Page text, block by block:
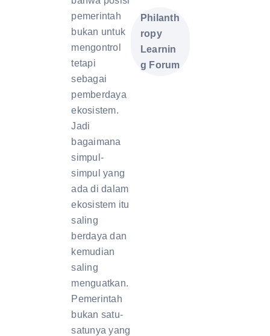
pemerintah
bukan untuk
mengontrol
tetapi
sebagai
pemberdaya
ekosistem.
Jadi
bagaimana
simpul-
simpul yang
ada di dalam
ekosistem itu
saling
berdaya dan
kemudian
saling
menguatkan.
Pemerintah
bukan satu-
satunya yang
Philanth
ropy
Learnin
g Forum